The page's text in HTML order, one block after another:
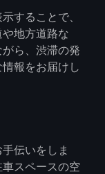
することで、
地方道路な
ら、渋滞の発
報をお届けし
伝いをしま
スペースの空